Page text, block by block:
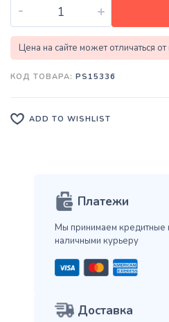
- +
Цена на сайте может отличаться
КОД ТОВАРА: PS15336
ADD TO WISHLIST
Платежи
Мы принимаем кредитные
наличными курьеру
Доставка